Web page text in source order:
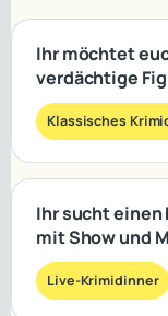
Ihr möchtet
verdächtige
Klassisches
Ihr sucht
mit Show und
Live-Krimidinner